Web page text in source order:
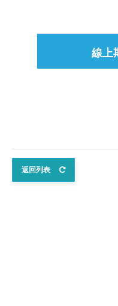
線上
返回列表